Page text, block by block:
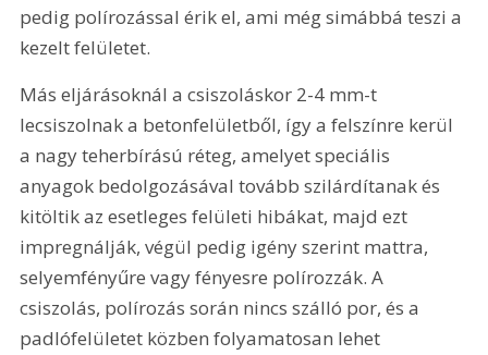
pedig polírozással érik el, ami még simábbá teszi a
kezelt felületet.
Más eljárásoknál a csiszoláskor 2-4 mm-t
lecsiszolnak a betonfelületből, így a felszínre kerül
a nagy teherbírású réteg, amelyet speciális
anyagok bedolgozásával tovább szilárdítanak és
kitöltik az esetleges felületi hibákat, majd ezt
impregnálják, végül pedig igény szerint mattra,
selyemfényűre vagy fényesre polírozzák. A
csiszolás, polírozás során nincs szálló por, és a
padlófelületet közben folyamatosan lehet